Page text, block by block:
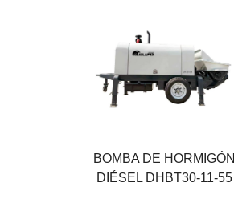
BOMBA DE HORMIGÓN
DIÉSEL DHBT30-11-55
Salida máxima
30 M³/H
Presión máxima
11 MPA
55 KW